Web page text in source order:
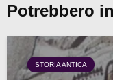
Potrebbero
STORIA ANTICA